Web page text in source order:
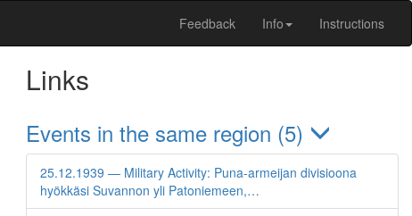
Feedback Info Instructions
Links
Events in the same region (5)
25.12.1939 — Military Activity: Puna-armeijan divisioona
hyökkäsi Suvannon yli Patoniemeen,…